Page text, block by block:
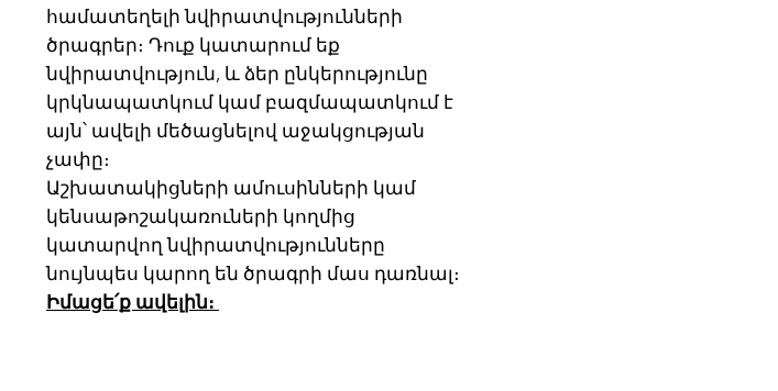
համատեղելի նվիրատվությունների
ծրագրեր։ Դուք կատարում եք
նվիրատվություն, և ձեր ընկերությունը
կրկնապատկում կամ բազմապատկում է
այն՝ ավելի մեծացնելով աջակցության
չափը։
Աշխատակիցների ամուսինների կամ
կենսաթոշակառուների կողմից
կատարվող նվիրատվությունները
նույնպես կարող են ծրագրի մաս դառնալ։
Իմացե՛ք ավելին։